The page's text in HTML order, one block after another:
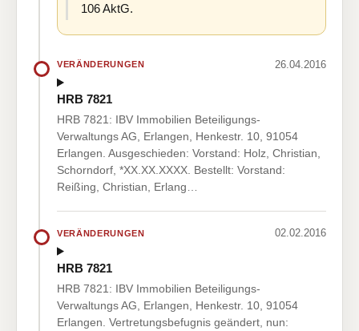
106 AktG.
VERÄNDERUNGEN 26.04.2016
HRB 7821
HRB 7821: IBV Immobilien Beteiligungs-
Verwaltungs AG, Erlangen, Henkestr. 10, 91054
Erlangen. Ausgeschieden: Vorstand: Holz, Christian,
Schorndorf, *XX.XX.XXXX. Bestellt: Vorstand:
Reißing, Christian, Erlang…
VERÄNDERUNGEN 02.02.2016
HRB 7821
HRB 7821: IBV Immobilien Beteiligungs-
Verwaltungs AG, Erlangen, Henkestr. 10, 91054
Erlangen. Vertretungsbefugnis geändert, nun: